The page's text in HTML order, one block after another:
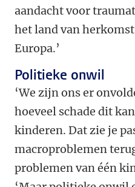
aandacht voor
het land van
Europa.’
Politieke onwil
‘We zijn ons er
hoeveel schade dit
kinderen. Dat zie je
macroproblemen
problemen van één